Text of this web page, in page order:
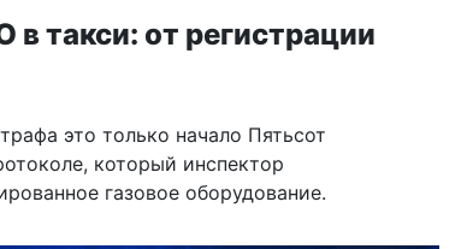
в такси: от регистрации
это только начало Пятьсот
который инспектор
газовое оборудование.